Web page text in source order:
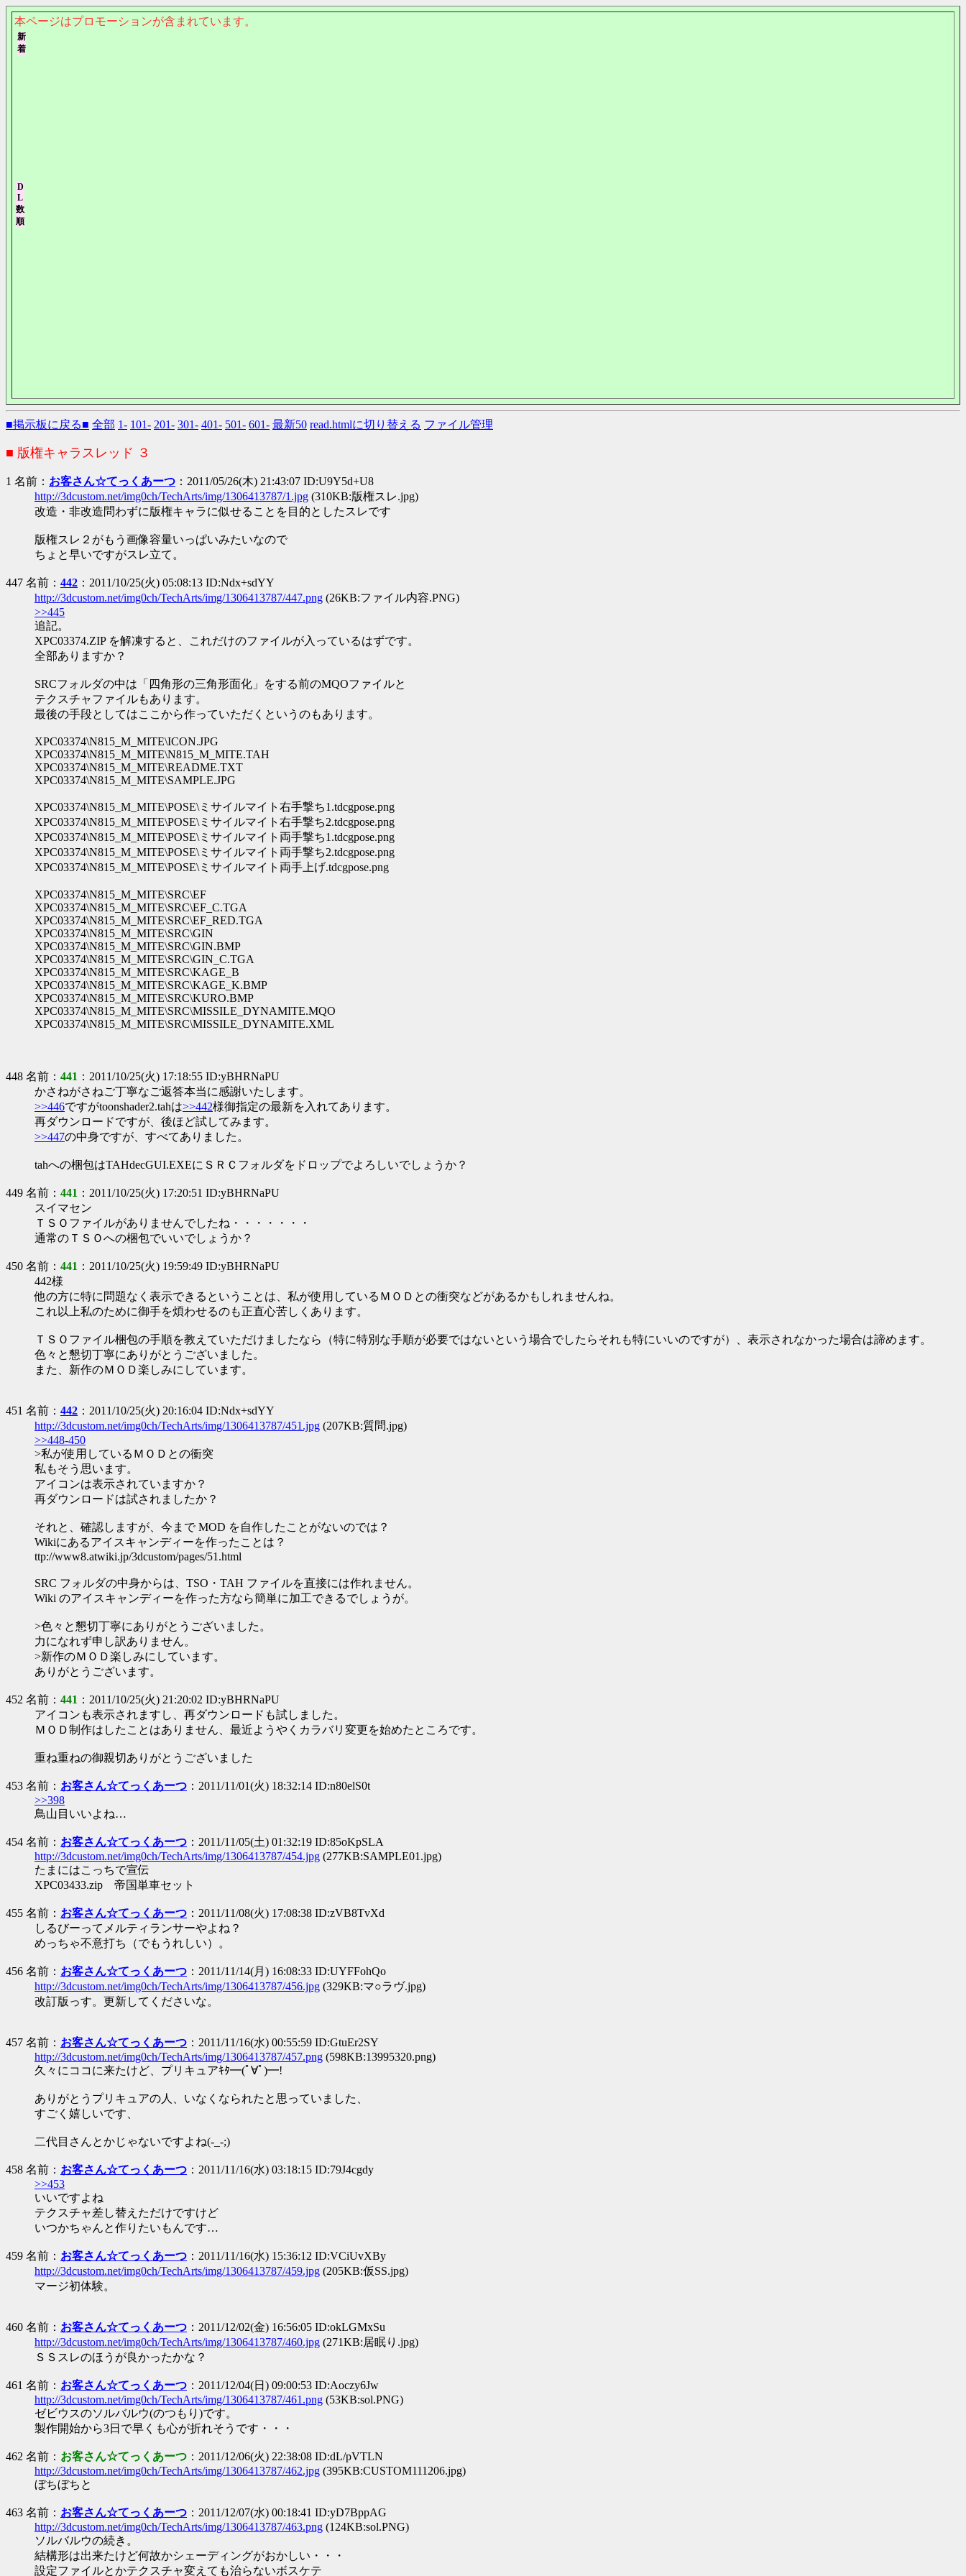
本ページはプロモーションが含まれています。
■掲示板に戻る■ 全部 1- 101- 201- 301- 401- 501- 601- 最新50 read.htmlに切り替える ファイル管理
■ 版権キャラスレッド ３
1 名前： お客さん☆てっくあーつ ：2011/05/26(木) 21:43:07 ID:U9Y5d+U8
http://3dcustom.net/img0ch/TechArts/img/1306413787/1.jpg (310KB:版権スレ.jpg)
改造・非改造問わずに版権キャラに似せることを目的としたスレです
版権スレ２がもう画像容量いっぱいみたいなので
ちょと早いですがスレ立て。
447 名前： 442 ：2011/10/25(火) 05:08:13 ID:Ndx+sdYY
http://3dcustom.net/img0ch/TechArts/img/1306413787/447.png (26KB:ファイル内容.PNG)
>>445
追記。
XPC03374.ZIP を解凍すると、これだけのファイルが入っているはずです。
全部ありますか？
SRCフォルダの中は「四角形の三角形面化」をする前のMQOファイルと
テクスチャファイルもあります。
最後の手段としてはここから作っていただくというのもあります。
XPC03374\N815_M_MITE\ICON.JPG
XPC03374\N815_M_MITE\N815_M_MITE.TAH
XPC03374\N815_M_MITE\README.TXT
XPC03374\N815_M_MITE\SAMPLE.JPG
XPC03374\N815_M_MITE\POSE\ミサイルマイト右手撃ち1.tdcgpose.png
XPC03374\N815_M_MITE\POSE\ミサイルマイト右手撃ち2.tdcgpose.png
XPC03374\N815_M_MITE\POSE\ミサイルマイト両手撃ち1.tdcgpose.png
XPC03374\N815_M_MITE\POSE\ミサイルマイト両手撃ち2.tdcgpose.png
XPC03374\N815_M_MITE\POSE\ミサイルマイト両手上げ.tdcgpose.png
XPC03374\N815_M_MITE\SRC\EF
XPC03374\N815_M_MITE\SRC\EF_C.TGA
XPC03374\N815_M_MITE\SRC\EF_RED.TGA
XPC03374\N815_M_MITE\SRC\GIN
XPC03374\N815_M_MITE\SRC\GIN.BMP
XPC03374\N815_M_MITE\SRC\GIN_C.TGA
XPC03374\N815_M_MITE\SRC\KAGE_B
XPC03374\N815_M_MITE\SRC\KAGE_K.BMP
XPC03374\N815_M_MITE\SRC\KURO.BMP
XPC03374\N815_M_MITE\SRC\MISSILE_DYNAMITE.MQO
XPC03374\N815_M_MITE\SRC\MISSILE_DYNAMITE.XML
448 名前： 441 ：2011/10/25(火) 17:18:55 ID:yBHRNaPU
かさねがさねご丁寧なご返答本当に感謝いたします。
>>446ですがtoonshader2.tahは>>442様御指定の最新を入れてあります。
再ダウンロードですが、後ほど試してみます。
>>447の中身ですが、すべてありました。
tahへの梱包はTAHdecGUI.EXEにＳＲＣフォルダをドロップでよろしいでしょうか？
449 名前： 441 ：2011/10/25(火) 17:20:51 ID:yBHRNaPU
スイマセン
ＴＳＯファイルがありませんでしたね・・・・・・・
通常のＴＳＯへの梱包でいいでしょうか？
450 名前： 441 ：2011/10/25(火) 19:59:49 ID:yBHRNaPU
442様
他の方に特に問題なく表示できるということは、私が使用しているＭＯＤとの衝突などがあるかもしれませんね。
これ以上私のために御手を煩わせるのも正直心苦しくあります。
ＴＳＯファイル梱包の手順を教えていただけましたなら（特に特別な手順が必要ではないという場合でしたらそれも特にいいのですが）、表示されなかった場合は諦めます。
色々と懇切丁寧にありがとうございました。
また、新作のＭＯＤ楽しみにしています。
451 名前： 442 ：2011/10/25(火) 20:16:04 ID:Ndx+sdYY
http://3dcustom.net/img0ch/TechArts/img/1306413787/451.jpg (207KB:質問.jpg)
>>448-450
>私が使用しているＭＯＤとの衝突
私もそう思います。
アイコンは表示されていますか？
再ダウンロードは試されましたか？
それと、確認しますが、今まで MOD を自作したことがないのでは？
Wikiにあるアイスキャンディーを作ったことは？
ttp://www8.atwiki.jp/3dcustom/pages/51.html
SRC フォルダの中身からは、TSO・TAH ファイルを直接には作れません。
Wiki のアイスキャンディーを作った方なら簡単に加工できるでしょうが。
>色々と懇切丁寧にありがとうございました。
力になれず申し訳ありません。
>新作のＭＯＤ楽しみにしています。
ありがとうございます。
452 名前： 441 ：2011/10/25(火) 21:20:02 ID:yBHRNaPU
アイコンも表示されますし、再ダウンロードも試しました。
ＭＯＤ制作はしたことはありません、最近ようやくカラバリ変更を始めたところです。
重ね重ねの御親切ありがとうございました
453 名前： お客さん☆てっくあーつ ：2011/11/01(火) 18:32:14 ID:n80elS0t
>>398
鳥山目いいよね…
454 名前： お客さん☆てっくあーつ ：2011/11/05(土) 01:32:19 ID:85oKpSLA
http://3dcustom.net/img0ch/TechArts/img/1306413787/454.jpg (277KB:SAMPLE01.jpg)
たまにはこっちで宣伝
XPC03433.zip 帝国単車セット
455 名前： お客さん☆てっくあーつ ：2011/11/08(火) 17:08:38 ID:zVB8TvXd
しるびーってメルティランサーやよね？
めっちゃ不意打ち（でもうれしい）。
456 名前： お客さん☆てっくあーつ ：2011/11/14(月) 16:08:33 ID:UYFFohQo
http://3dcustom.net/img0ch/TechArts/img/1306413787/456.jpg (329KB:マ○ラヴ.jpg)
改訂版っす。更新してくださいな。
457 名前： お客さん☆てっくあーつ ：2011/11/16(水) 00:55:59 ID:GtuEr2SY
http://3dcustom.net/img0ch/TechArts/img/1306413787/457.png (598KB:13995320.png)
久々にココに来たけど、プリキュアｷﾀ━(ﾟ∀ﾟ)━!
ありがとうプリキュアの人、いなくなられたと思っていました、
すごく嬉しいです、
二代目さんとかじゃないですよね(-_-;)
458 名前： お客さん☆てっくあーつ ：2011/11/16(水) 03:18:15 ID:79J4cgdy
>>453
いいですよね
テクスチャ差し替えただけですけど
いつかちゃんと作りたいもんです…
459 名前： お客さん☆てっくあーつ ：2011/11/16(水) 15:36:12 ID:VCiUvXBy
http://3dcustom.net/img0ch/TechArts/img/1306413787/459.jpg (205KB:仮SS.jpg)
マージ初体験。
460 名前： お客さん☆てっくあーつ ：2011/12/02(金) 16:56:05 ID:okLGMxSu
http://3dcustom.net/img0ch/TechArts/img/1306413787/460.jpg (271KB:居眠り.jpg)
ＳＳスレのほうが良かったかな？
461 名前： お客さん☆てっくあーつ ：2011/12/04(日) 09:00:53 ID:Aoczy6Jw
http://3dcustom.net/img0ch/TechArts/img/1306413787/461.png (53KB:sol.PNG)
ゼビウスのソルバルウ(のつもり)です。
製作開始から3日で早くも心が折れそうです・・・
462 名前： お客さん☆てっくあーつ ：2011/12/06(火) 22:38:08 ID:dL/pVTLN
http://3dcustom.net/img0ch/TechArts/img/1306413787/462.jpg (395KB:CUSTOM111206.jpg)
ぼちぼちと
463 名前： お客さん☆てっくあーつ ：2011/12/07(水) 00:18:41 ID:yD7BppAG
http://3dcustom.net/img0ch/TechArts/img/1306413787/463.png (124KB:sol.PNG)
ソルバルウの続き。
結構形は出来たけど何故かシェーディングがおかしい・・・
設定ファイルとかテクスチャ変えても治らないボスケテ